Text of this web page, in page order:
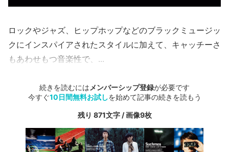
ロックやジャズ、ヒップホップなどのブラックミュージッ
クにインスパイアされたスタイルに加えて、キャッチーさ
もあわせもつ音楽性で、...
続きを読むには メンバーシップ登録が必要です
今すぐ10日間無料お試しを始めて記事の続きを読もう
残り 871文字 / 画像9枚